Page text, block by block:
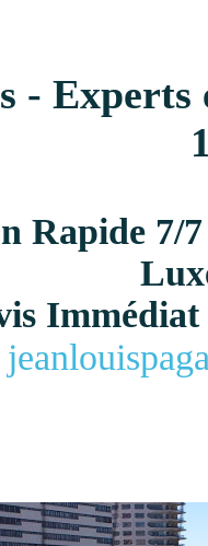
- Experts
Rapide 7/